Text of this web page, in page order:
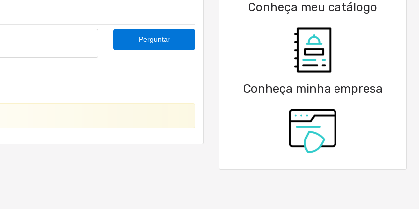
Perguntar
Conheça meu catálogo
Conheça minha empresa